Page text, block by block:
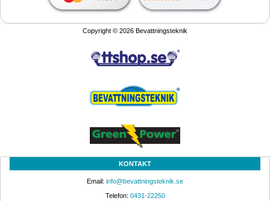
Copyright © 2026 Bevattningsteknik
KONTAKT
Email: info@bevattningsteknik.se
Telefon: 0431-22250